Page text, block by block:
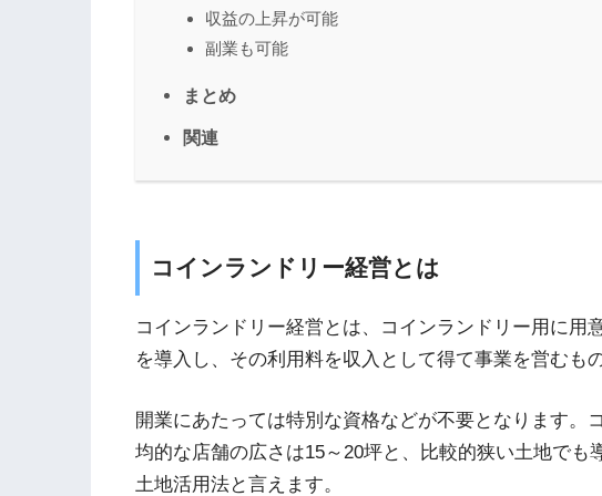
収益の上昇が可能
副業も可能
まとめ
関連
コインランドリー経営とは
コインランドリー経営とは、コインランドリー用に用
を導入し、その利用料を収入として得て事業を営むも
開業にあたっては特別な資格などが不要となります。
均的な店舗の広さは15～20坪と、比較的狭い土地でも
土地活用法と言えます。